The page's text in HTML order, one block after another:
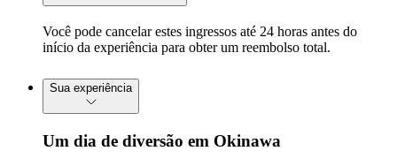
Você pode cancelar estes ingressos até 24 horas antes do
início da experiência para obter um reembolso total.
Sua experiência
Um dia de diversão em Okinawa